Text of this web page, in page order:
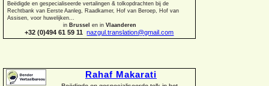
Beëdigde en gespecialiseerde vertalingen & tolkopdrachten bij de
Rechtbank van Eerste Aanleg, Raadkamer, Hof van Beroep, Hof van
Assisen, voor huwelijken...
in Brussel en inVlaanderen
+32 (0)494 61 59 11nazgul.translation@gmail.com
Rahaf Makarati